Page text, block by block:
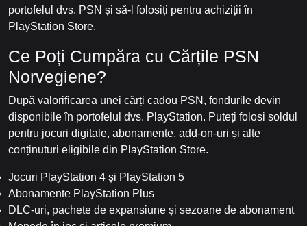
portofelul dvs. PSN și să-l folosiți pentru achiziții în
PlayStation Store.
Ce Poți Cumpăra cu Cărțile PSN
Norvegiene?
După valorificarea unei cărți cadou PSN, fondurile devin
disponibile în portofelul dvs. PlayStation. Puteți folosi soldul
pentru jocuri digitale, abonamente, add-on-uri și alte
conținuturi eligibile din PlayStation Store.
Jocuri PlayStation 4 și PlayStation 5
Abonamente PlayStation Plus
DLC-uri, pachete de expansiune și sezoane de abonament